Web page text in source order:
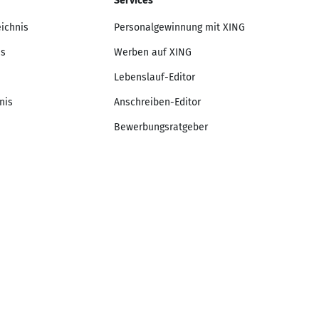
Personalgewinnung mit XING
Werben auf XING
Lebenslauf-Editor
Anschreiben-Editor
Bewerbungsratgeber